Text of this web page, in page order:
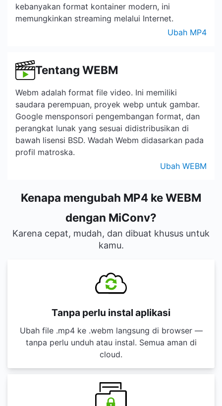
kebanyakan format kontainer modern, ini
memungkinkan streaming melalui Internet.
Ubah MP4
Tentang WEBM
Webm adalah format file video. Ini memiliki
saudara perempuan, proyek webp untuk gambar.
Google mensponsori pengembangan format, dan
perangkat lunak yang sesuai didistribusikan di
bawah lisensi BSD. Wadah Webm didasarkan pada
profil matroska.
Ubah WEBM
Kenapa mengubah MP4 ke WEBM
dengan MiConv?
Karena cepat, mudah, dan dibuat khusus untuk
kamu.
Tanpa perlu instal aplikasi
Ubah file .mp4 ke .webm langsung di browser —
tanpa perlu unduh atau instal. Semua aman di
cloud.